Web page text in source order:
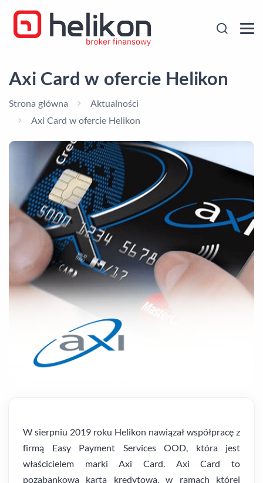
Axi Card w ofercie Helikon
Strona główna
Aktualności
Axi Card w ofercie Helikon
W sierpniu 2019 roku Helikon nawiązał współpracę z
firmą Easy Payment Services OOD, która jest
właścicielem marki Axi Card. Axi Card to
pozabankowa karta kredytowa, w ramach której